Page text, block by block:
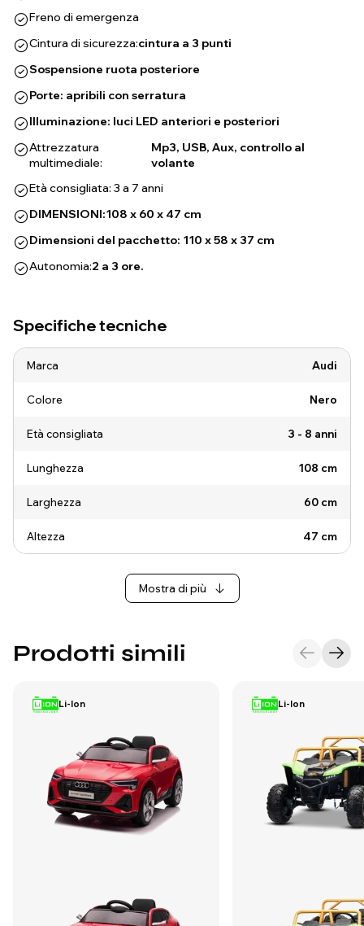
Freno di emergenza
Cintura di sicurezza:cintura a 3 punti
Sospensione ruota posteriore
Porte: apribili con serratura
Illuminazione: luci LED anteriori e posteriori
Attrezzatura
multimediale:
Mp3, USB, Aux, controllo al
volante
Età consigliata: 3 a 7 anni
DIMENSIONI:108 x 60 x 47 cm
Dimensioni del pacchetto: 110 x 58 x 37 cm
Autonomia:2 a 3 ore.
Specifiche tecniche
Marca Audi
Colore Nero
Età consigliata 3 - 8 anni
Lunghezza 108 cm
Larghezza 60 cm
Altezza 47 cm
Mostra di più
Prodotti simili
Li-Ion Li-Ion